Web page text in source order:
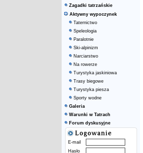
Zagadki tatrzańskie
Aktywny wypoczynek
Taternictwo
Speleologia
Paralotnie
Ski-alpinizm
Narciarstwo
Na rowerze
Turystyka jaskiniowa
Trasy biegowe
Turystyka piesza
Sporty wodne
Galeria
Warunki w Tatrach
Forum dyskusyjne
E-mail
Hasło